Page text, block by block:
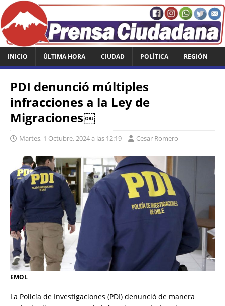
INICIO ÚLTIMA HORA CIUDAD POLÍTICA REGIÓN
PDI denunció múltiples
infracciones a la Ley de
Migraciones￼
Martes, 1 Octubre, 2024 a las 12:19 Cesar Romero
EMOL
La Policía de Investigaciones (PDI) denunció de manera